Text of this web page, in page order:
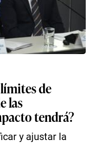
de
las
tendrá?
y ajustar la